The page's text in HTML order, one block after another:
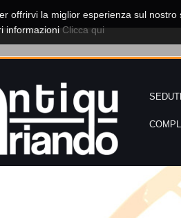
offrirvi la miglior esperienza sul
informazioniClicca qui